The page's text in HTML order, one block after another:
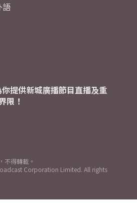
語
提供新城廣播節目直播及重
限！
不得轉載。
Corporation Limited. All rights